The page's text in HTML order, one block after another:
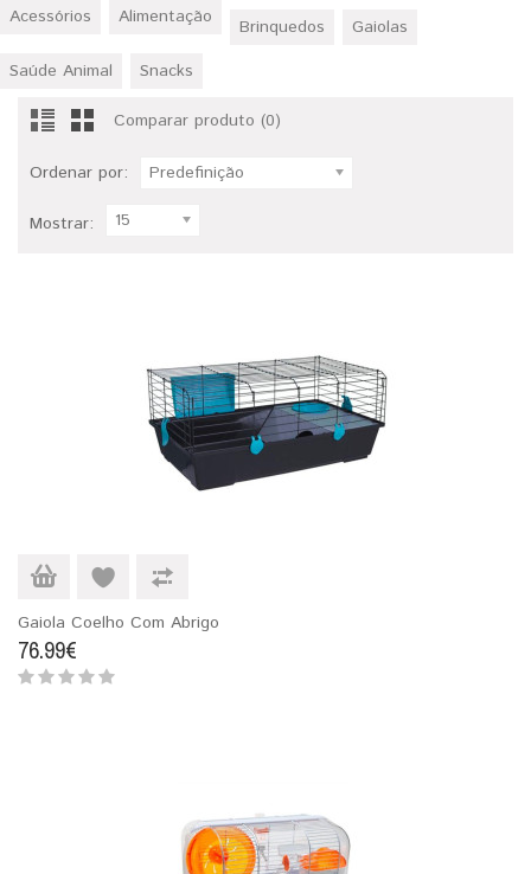
Acessórios
Alimentação Brinquedos
Gaiolas
Saúde Animal
Snacks
Comparar produto (0)
Ordenar por: Predefinição
Mostrar: 15
Gaiola Coelho Com Abrigo
76.99€